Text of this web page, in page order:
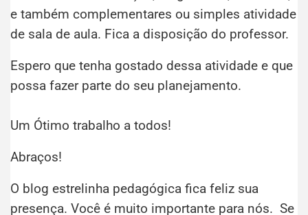
e também complementares ou simples atividade
de sala de aula. Fica a disposição do professor.
Espero que tenha gostado dessa atividade e que
possa fazer parte do seu planejamento.
Um Ótimo trabalho a todos!
Abraços!
O blog estrelinha pedagógica fica feliz sua
presença. Você é muito importante para nós. Se